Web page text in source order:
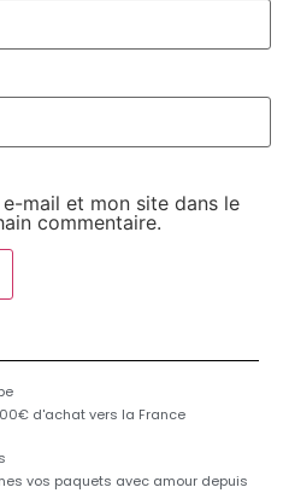
mail et mon site dans le
commentaire.
d'achat vers la France
vos paquets avec amour depuis